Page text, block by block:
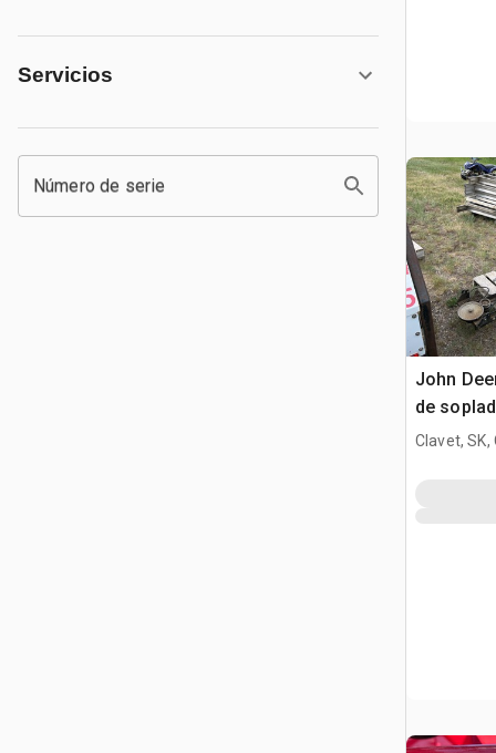
Servicios
Número de serie
John
de
Clavet, SK,